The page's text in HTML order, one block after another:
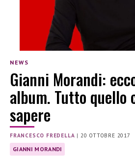
NEWS
Gianni Morandi:
album. Tutto quello
sapere
FRANCESCO FREDELLA | 20 OTTOBRE 2017
GIANNI MORANDI